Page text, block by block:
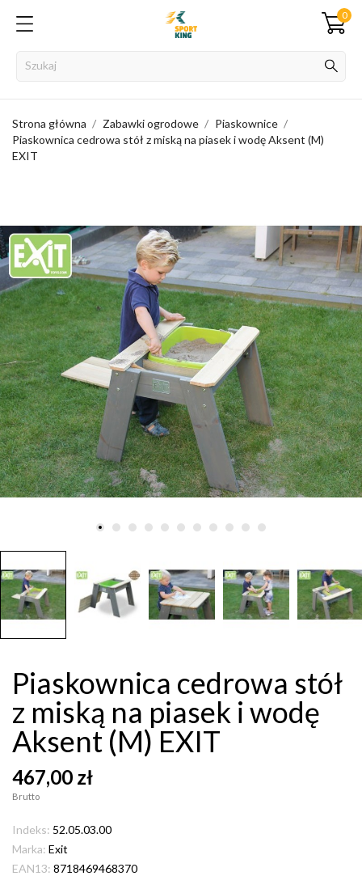
0
Strona główna Zabawki ogrodowe
Piaskownice
Piaskownica cedrowa stół z miską na piasek i wodę Aksent (M)
EXIT
Piaskownica cedrowa stół
z miską na piasek i wodę
Aksent (M) EXIT
467,00 zł
Brutto
Indeks: 52.05.03.00
Marka: Exit
EAN13: 8718469468370